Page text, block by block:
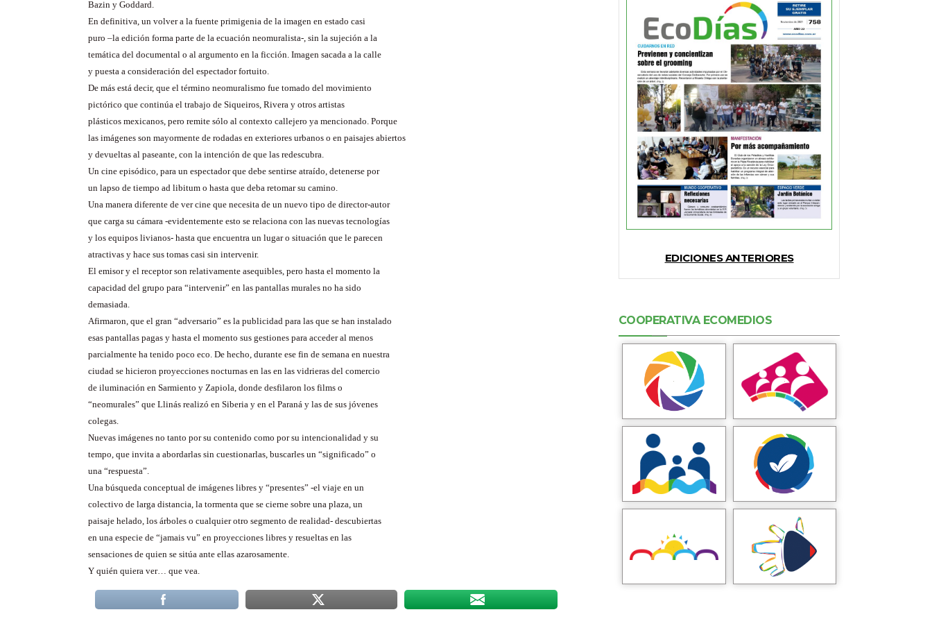
Bazin y Goddard.
En definitiva, un volver a la fuente primigenia de la imagen en estado casi
puro –la edición forma parte de la ecuación neomuralista-, sin la sujeción a la
temática del documental o al argumento en la ficción. Imagen sacada a la calle
y puesta a consideración del espectador fortuito.
De más está decir, que el término neomuralismo fue tomado del movimiento
pictórico que continúa el trabajo de Siqueiros, Rivera y otros artistas
plásticos mexicanos, pero remite sólo al contexto callejero ya mencionado. Porque
las imágenes son mayormente de rodadas en exteriores urbanos o en paisajes abiertos
y devueltas al paseante, con la intención de que las redescubra.
Un cine episódico, para un espectador que debe sentirse atraído, detenerse por
un lapso de tiempo ad libitum o hasta que deba retomar su camino.
Una manera diferente de ver cine que necesita de un nuevo tipo de director-autor
que carga su cámara -evidentemente esto se relaciona con las nuevas tecnologías
y los equipos livianos- hasta que encuentra un lugar o situación que le parecen
atractivas y hace sus tomas casi sin intervenir.
El emisor y el receptor son relativamente asequibles, pero hasta el momento la
capacidad del grupo para “intervenir” en las pantallas murales no ha sido
demasiada.
Afirmaron, que el gran “adversario” es la publicidad para las que se han instalado
esas pantallas pagas y hasta el momento sus gestiones para acceder al menos
parcialmente ha tenido poco eco. De hecho, durante ese fin de semana en nuestra
ciudad se hicieron proyecciones nocturnas en las en las vidrieras del comercio
de iluminación en Sarmiento y Zapiola, donde desfilaron los films o
“neomurales” que Llinás realizó en Siberia y en el Paraná y las de sus jóvenes
colegas.
Nuevas imágenes no tanto por su contenido como por su intencionalidad y su
tempo, que invita a abordarlas sin cuestionarlas, buscarles un “significado” o
una “respuesta”.
Una búsqueda conceptual de imágenes libres y “presentes” -el viaje en un
colectivo de larga distancia, la tormenta que se cierne sobre una plaza, un
paisaje helado, los árboles o cualquier otro segmento de realidad- descubiertas
en una especie de “jamais vu” en proyecciones libres y resueltas en las
sensaciones de quien se sitúa ante ellas azarosamente.
Y quién quiera ver… que vea.
EDICIONES ANTERIORES
COOPERATIVA ECOMEDIOS